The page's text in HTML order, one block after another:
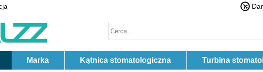
Marka Kątnica stomatologiczna Turbina